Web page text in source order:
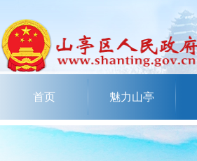
首页 魅力山亭